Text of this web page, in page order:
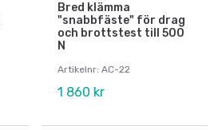
Bred klämma
"snabbfäste" för drag
och brottstest till 500
N
Artikelnr: AC-22
1 860 kr